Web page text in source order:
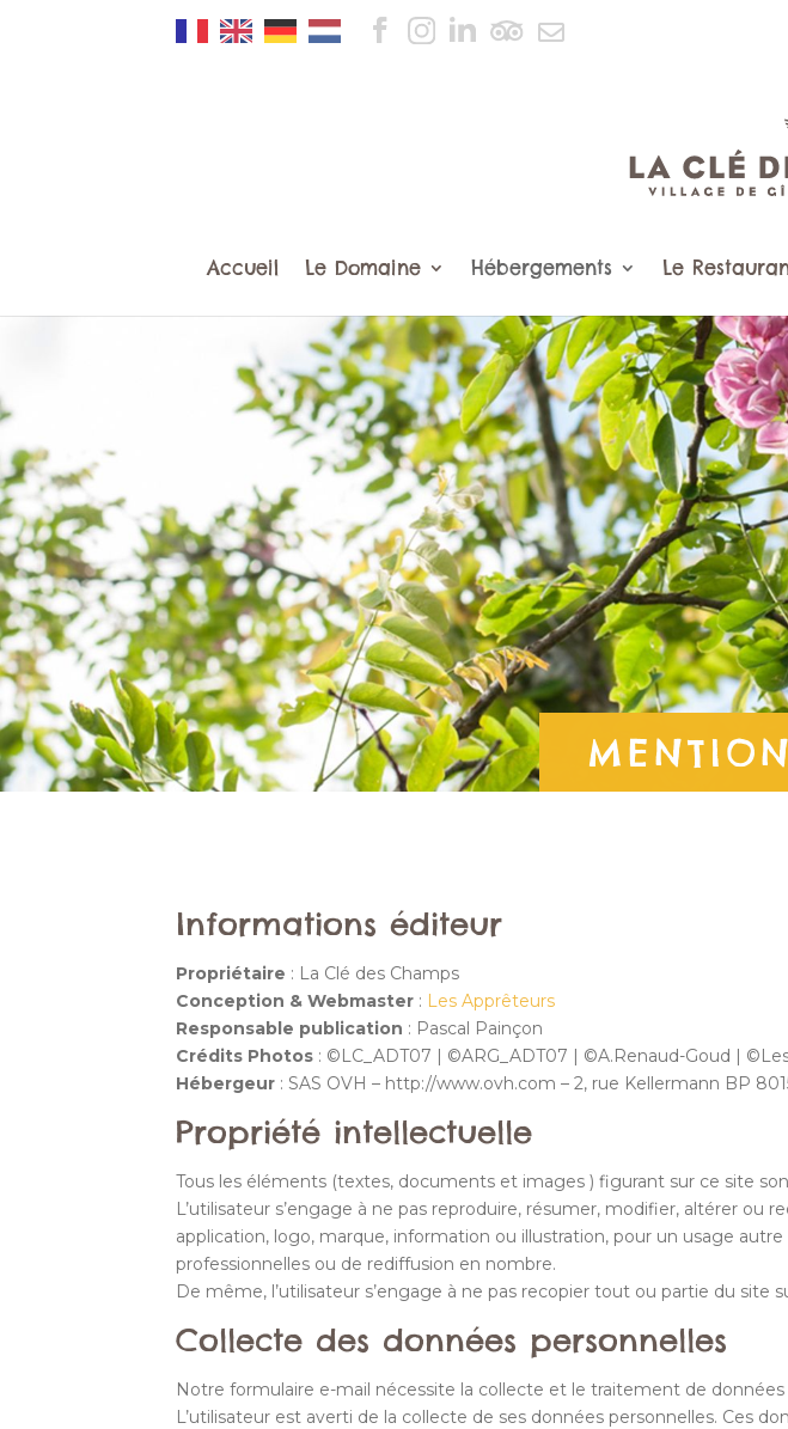
Accueil Le Domaine Hébergements Le
Informations éditeur
Propriétaire : La Clé des Champs
Conception & Webmaster : Les Apprêteurs
Responsable publication : Pascal Painçon
Crédits Photos : ©LC_ADT07 | ©ARG_ADT07 | ©A.Renaud-Goud |
Hébergeur : SAS OVH – http://www.ovh.com – 2, rue Kellermann BP
Propriété intellectuelle
Tous les éléments (textes, documents et images ) figurant sur ce site
L’utilisateur s’engage à ne pas reproduire, résumer, modifier, altérer ou
application, logo, marque, information ou illustration, pour un usage
professionnelles ou de rediffusion en nombre.
De même, l’utilisateur s’engage à ne pas recopier tout ou partie du site
Collecte des données personnelles
Notre formulaire e-mail nécessite la collecte et le traitement de
L’utilisateur est averti de la collecte de ses données personnelles. Ces